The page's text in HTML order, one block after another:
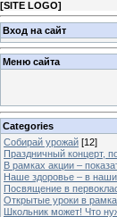
[SITE LOGO]
Вход на сайт
Меню сайта
Categories
Собирай урожай [12]
Праздничный концерт,
В рамках акции –
Наше здоровье – в
Посвящение в
Открытые уроки в
Школьник может! Что